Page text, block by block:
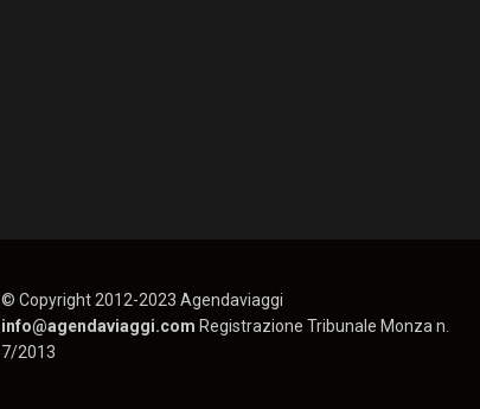
© Copyright 2012-2023 Agendaviaggi
info@agendaviaggi.com Registrazione Tribunale Monza n.
7/2013